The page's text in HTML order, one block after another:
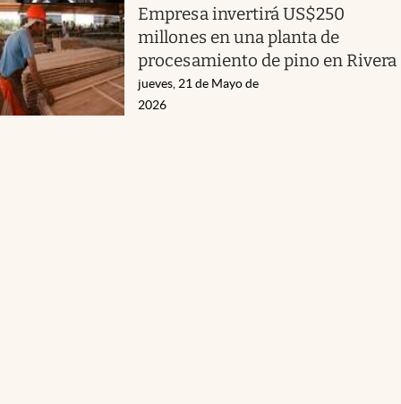
Empresa invertirá US$250
millones en una planta de
procesamiento de pino en Rivera
jueves, 21 de Mayo de
2026